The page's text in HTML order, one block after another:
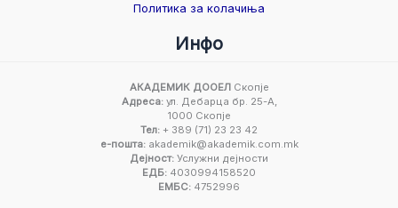
Политика за колачиња
Инфо
АКАДЕМИК ДООЕЛСкопје
Адреса:ул. Дебарца бр. 25-А,
1000 Скопје
Тел: + 389 (71) 23 23 42
е-пошта:akademik@akademik.com.mk
Дејност: Услужни дејности
ЕДБ: 4030994158520
ЕМБС: 4752996